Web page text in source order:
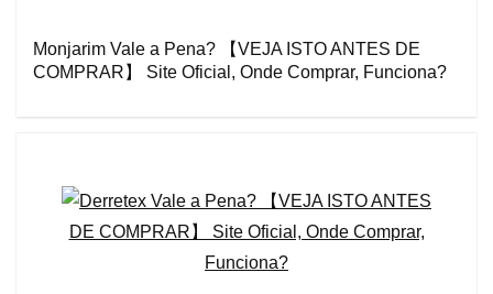
Monjarim Vale a Pena? 【VEJA ISTO ANTES DE
COMPRAR】 Site Oficial, Onde Comprar, Funciona?